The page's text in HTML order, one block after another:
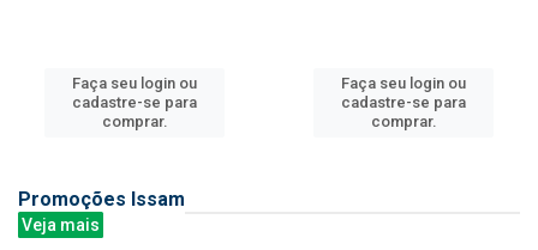
Faça seu login ou
cadastre-se para
comprar.
Faça seu login ou
cadastre-se para
comprar.
Promoções Issam
Veja mais